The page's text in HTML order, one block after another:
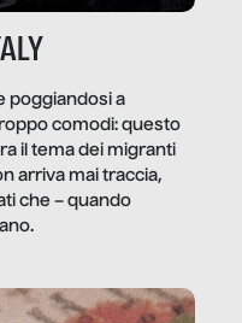
poggiandosi a
comodi: questo
il tema dei migranti
arriva mai traccia,
che – quando